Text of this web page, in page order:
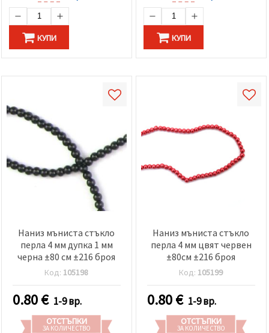
предпочитанията
си в
"Настройки",
избереш
"бисквитки"
Приеми
Настройки
КУПИ КУПИ
Наниз мъниста стъкло
перла 4 мм дупка 1 мм
черна ±80 см ±216 броя
Код: 105198
0.80€ 1-9 вр.
ОТСТЪПКИ
ЗА КОЛИЧЕСТВО
Наниз мъниста стъкло
перла 4 мм цвят червен
±80см ±216 броя
Код: 105199
0.80€ 1-9 вр.
ОТСТЪПКИ
ЗА КОЛИЧЕСТВО